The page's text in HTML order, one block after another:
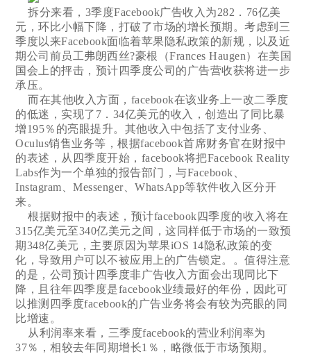
拆分来看，3季度Facebook广告收入为282．76亿美
元，环比小幅下降，打破了市场的增长预期。考虑到三
季度以来Facebook面临着苹果隐私政策的新规，以及近
期公司前员工弗朗西丝?豪根（Frances Haugen）在美国
国会上的抨击，预计四季度公司的广告营收获将进一步
承压。
而在其他收入方面，facebook在该业务上一改二季度
的低迷，实现了7．34亿美元的收入，创造出了同比暴
增195％的亮眼提升。其他收入中包括了支付业务、
Oculus销售业务等，根据facebook首席财务官在财报中
的表述，从四季度开始，facebook将把Facebook Reality
Labs作为一个单独的报告部门，与Facebook、
Instagram、Messenger、WhatsApp等软件收入区分开
来。
根据财报中的表述，预计facebook四季度的收入将在
315亿美元至340亿美元之间，这同样低于市场的一致预
期348亿美元，主要原因为苹果iOS 14隐私政策的变
化，导致用户可以不被应用上的广告锁定。。值得注意
的是，公司预计四季度非广告收入方面会出现同比下
降，且往年四季度是facebook业绩最好的年份，因此可
以推测四季度facebook的广告业务将会有较为亮眼的同
比增速。
从利润率来看，三季度facebook的营业利润率为
37％，相较去年同期增长1％，略微低于市场预期。